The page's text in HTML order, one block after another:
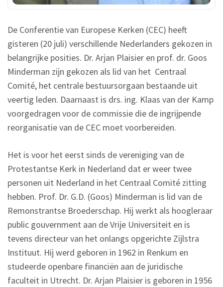
De Conferentie van Europese Kerken (CEC) heeft
gisteren (20 juli) verschillende Nederlanders gekozen in
belangrijke posities. Dr. Arjan Plaisier en prof. dr. Goos
Minderman zijn gekozen als lid van het Centraal
Comité, het centrale bestuursorgaan bestaande uit
veertig leden. Daarnaast is drs. ing. Klaas van der Kamp
voorgedragen voor de commissie die de ingrijpende
reorganisatie van de CEC moet voorbereiden.
Het is voor het eerst sinds de vereniging van de
Protestantse Kerk in Nederland dat er weer twee
personen uit Nederland in het Centraal Comité zitting
hebben. Prof. Dr. G.D. (Goos) Minderman is lid van de
Remonstrantse Broederschap. Hij werkt als hoogleraar
public gouvernment aan de Vrije Universiteit en is
tevens directeur van het onlangs opgerichte Zijlstra
Instituut. Hij werd geboren in 1962 in Renkum en
studeerde openbare financiën aan de juridische
faculteit in Utrecht. Dr. Arjan Plaisier is geboren in 1956